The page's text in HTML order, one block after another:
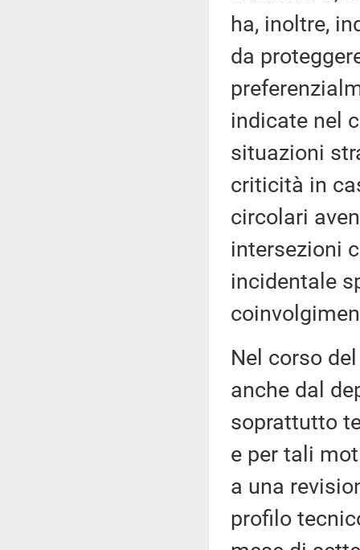
ha, inoltre,
da
indicate nel
situazioni
criticità in
circolari
intersezioni
incidentale
Nel corso
anche dal
soprattutto
e per tali
a una
profilo